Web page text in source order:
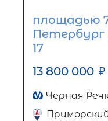
площадью
17
13 800 000 ₽
Черная